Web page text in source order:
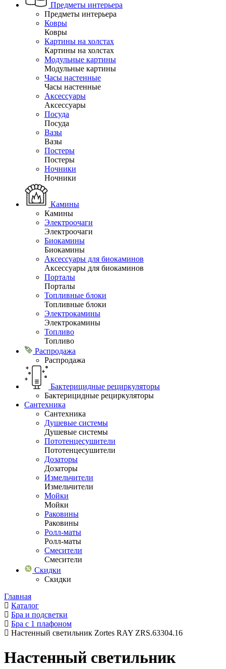
Предметы интерьера
Предметы интерьера
Ковры
Ковры
Картины на холстах
Картины на холстах
Модульные картины
Модульные картины
Часы настенные
Часы настенные
Аксессуары
Аксессуары
Посуда
Посуда
Вазы
Вазы
Постеры
Постеры
Ночники
Ночники
Камины
Камины
Электроочаги
Электроочаги
Биокамины
Биокамины
Аксессуары для биокаминов
Аксессуары для биокаминов
Порталы
Порталы
Топливные блоки
Топливные блоки
Электрокамины
Электрокамины
Топливо
Топливо
Распродажа
Распродажа
Бактерицидные рециркуляторы
Бактерицидные рециркуляторы
Сантехника
Сантехника
Душевые системы
Душевые системы
Пототенцесушители
Пототенцесушители
Дозаторы
Дозаторы
Измельчители
Измельчители
Мойки
Мойки
Раковины
Раковины
Ролл-маты
Ролл-маты
Смесители
Смесители
Скидки
Скидки
Главная
Каталог
Бра и подсветки
Бра с 1 плафоном
Настенный светильник Zortes RAY ZRS.63304.16
Настенный светильник